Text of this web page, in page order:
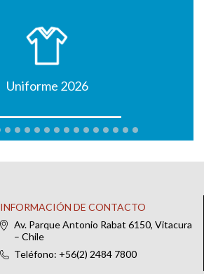
Uniforme 2026
INFORMACIÓN DE CONTACTO
Av. Parque Antonio Rabat 6150, Vitacura
– Chile
Teléfono: +56(2) 2484 7800